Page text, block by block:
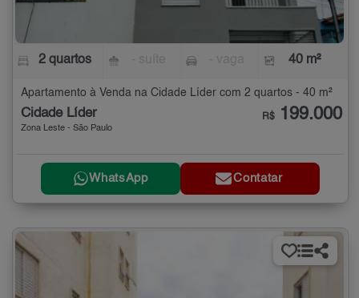
2 quartos 40 m²
Apartamento à Venda na Cidade Líder com 2 quartos - 40 m²
Cidade Líder
Zona Leste - São Paulo
R$ 199.000
WhatsApp Contatar